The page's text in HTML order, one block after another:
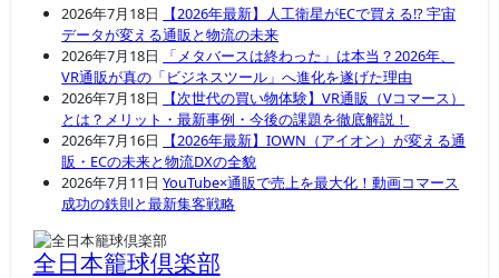
2026年7月18日
【2026年最新】人工衛星がECで買える!? 宇宙
データが変える通販と物流の未来
2026年7月18日
「メタバースは終わった」は本当？2026年、
VR通販が真の「ビジネスツール」へ進化を遂げた理由
2026年7月18日
【次世代の買い物体験】VR通販（Vコマース）
とは？メリット・最新事例・今後の課題を徹底解説！
2026年7月16日
【2026年最新】IOWN（アイオン）が変える通
販・ECの未来と物流DXの全貌
2026年7月11日 YouTube×通販で売上を最大化！動画コマース
成功の鉄則と最新集客戦略
全日本籠球倶楽部